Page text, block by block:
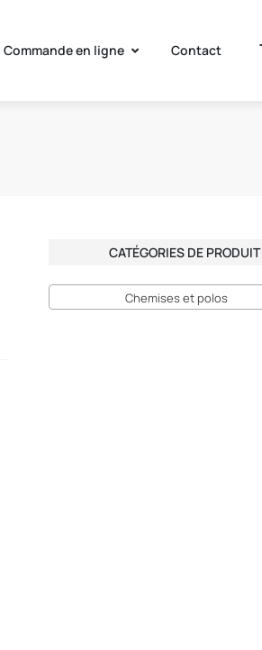
Commande en ligne Contact
CATÉGORIES DE PRODUIT
Chemises et polos